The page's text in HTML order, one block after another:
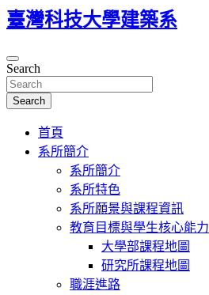
臺灣科技大學建築系
Search
Search
首頁
系所簡介
系所簡介
系所特色
系所願景與課程資訊
教育目標與學生核心能力
大學部課程地圖
研究所課程地圖
職涯進路